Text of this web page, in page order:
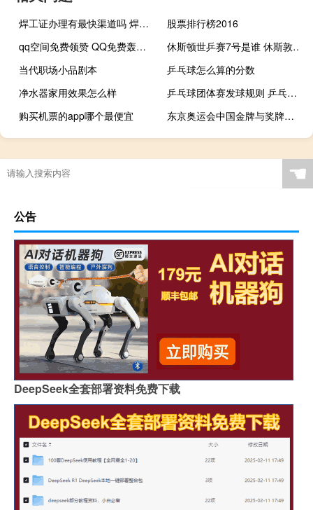
焊工证办理有最快渠道吗 焊工证办理5天拿证
股票排行榜2016
qq空间免费领赞 QQ免费轰炸网页版(qq空间免费领20个赞的网址)
休斯顿世乒赛7号是谁 休斯敦世乒赛参赛名单
当代职场小品剧本
乒乓球怎么算的分数
净水器家用效果怎么样
乒乓球团体赛发球规则 乒乓球团体赛比赛赛制
购买机票的app哪个最便宜
东京奥运会中国金牌与奖牌数均位居世界 东京奥运会中国田径成绩
☚
公告
DeepSeek全套部署资料免费下载